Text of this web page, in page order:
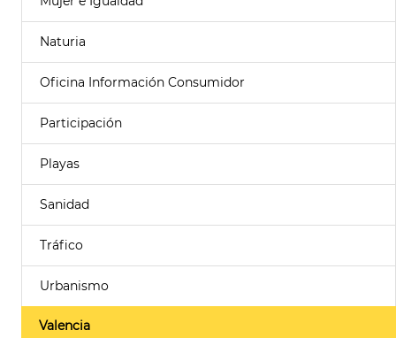
Naturia
Oficina Información Consumidor
Participación
Playas
Sanidad
Tráfico
Urbanismo
Valencia